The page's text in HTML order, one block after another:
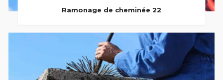
Ramonage de cheminée 22